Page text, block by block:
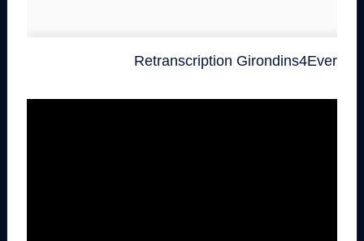
Retranscription Girondins4Ever